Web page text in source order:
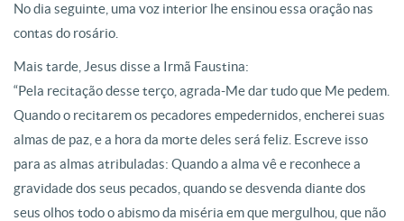
No dia seguinte, uma voz interior lhe ensinou essa oração nas
contas do rosário.
Mais tarde, Jesus disse a Irmã Faustina:
“Pela recitação desse terço, agrada-Me dar tudo que Me pedem.
Quando o recitarem os pecadores empedernidos, encherei suas
almas de paz, e a hora da morte deles será feliz. Escreve isso
para as almas atribuladas: Quando a alma vê e reconhece a
gravidade dos seus pecados, quando se desvenda diante dos
seus olhos todo o abismo da miséria em que mergulhou, que não